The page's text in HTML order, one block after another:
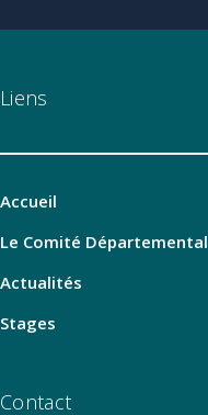
Liens
Accueil
Le Comité Départemental
Actualités
Stages
Contact